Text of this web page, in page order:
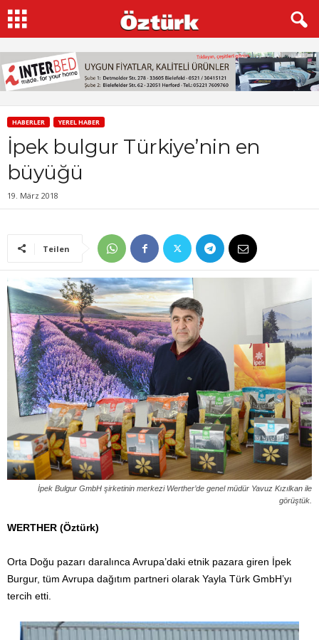
HABERLER YEREL HABER
İpek bulgur Türkiye’nin en
büyüğü
19. März 2018
Teilen
İpek Bulgur GmbH şirketinin merkezi Werther’de genel müdür Yavuz Kızılkan ile
görüştük.
WERTHER (Öztürk)
Orta Doğu pazarı daralınca Avrupa’daki etnik pazara giren İpek
Burgur, tüm Avrupa dağıtım partneri olarak Yayla Türk GmbH’yı
tercih etti.